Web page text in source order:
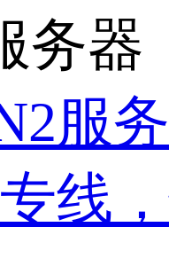
务器
服
线